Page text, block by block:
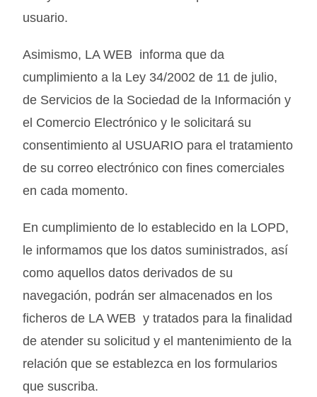
usuario.
Asimismo, LA WEB informa que da
cumplimiento a la Ley 34/2002 de 11 de julio,
de Servicios de la Sociedad de la Información y
el Comercio Electrónico y le solicitará su
consentimiento al USUARIO para el tratamiento
de su correo electrónico con fines comerciales
en cada momento.
En cumplimiento de lo establecido en la LOPD,
le informamos que los datos suministrados, así
como aquellos datos derivados de su
navegación, podrán ser almacenados en los
ficheros de LA WEB y tratados para la finalidad
de atender su solicitud y el mantenimiento de la
relación que se establezca en los formularios
que suscriba.